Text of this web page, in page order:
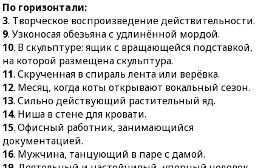
19.Деятельный и
настойчивый, упорный
человек.
22.Источник,
средоточие чего-нибудь.
25.Сводка, список каких-
либо данных.
26.Дикая птица, мясо
которой употребляется в
пищу.
27.Составленная в
16.Нагревательный
прибор.
17.Место для прохода
внутрь.
18.Уплата денег за товар
или услугу по частям в
несколько сроков.
19.
Оптический прибор.
подсушенный ломтик
По горизонтали:
3. Творческое воспроизведение действительности.
9. Узконосая обезьяна с удлинённой мордой.
10. В скульптуре: ящик с вращающейся подставкой,
на которой размещена скульптура.
11. Скрученная в спираль лента или верёвка.
12. Месяц, когда коты открывают вокальный сезон.
13. Сильно действующий растительный яд.
14. Ниша в стене для кровати.
15. Офисный работник, занимающийся
документацией.
16. Мужчина, танцующий в паре с дамой.